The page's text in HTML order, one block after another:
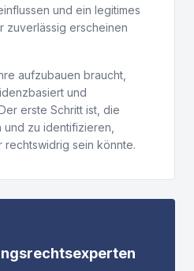
und ein legitimes
zuverlässig erscheinen
aufzubauen braucht,
und
erste Schritt ist, die
zu identifizieren,
rechtswidrig sein könnte.